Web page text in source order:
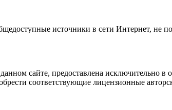
источники в сети Интернет, не
сайте, предоставлена исключительно в
соответствующие лицензионные